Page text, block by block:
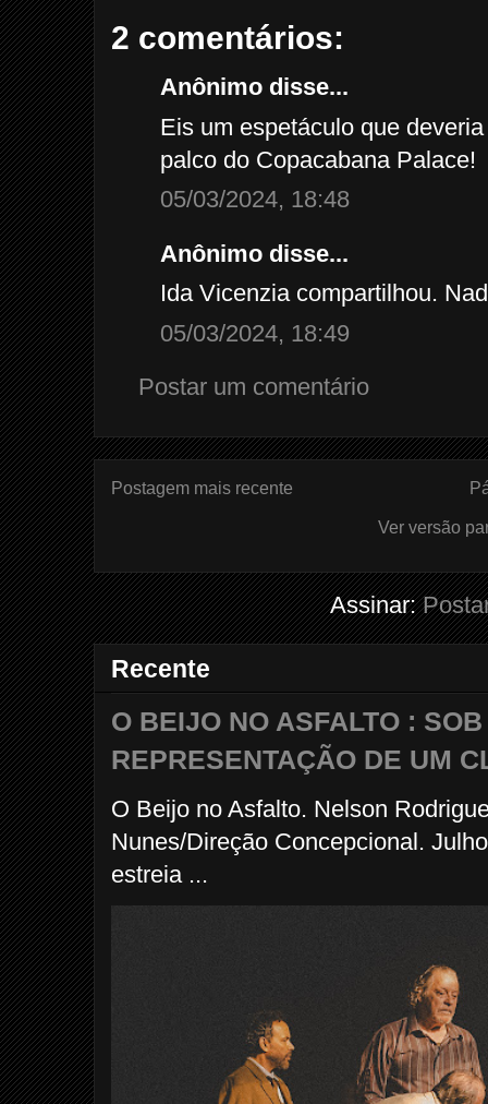
2 comentários:
Anônimo disse...
Eis um espetáculo que
palco do Copacabana Palace!
05/03/2024, 18:48
Anônimo disse...
Ida Vicenzia compartilhou.
05/03/2024, 18:49
Postar um comentário
Postagem mais recente
Ver versão
Assinar:
Recente
O BEIJO NO ASFALTO :
REPRESENTAÇÃO DE UM
O Beijo no Asfalto. Nelson
Nunes/Direção Concepcional.
estreia ...